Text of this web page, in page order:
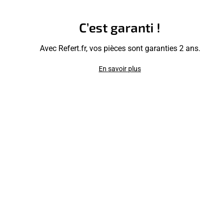
C’est garanti !
Avec Refert.fr, vos pièces sont garanties 2 ans.
En savoir plus